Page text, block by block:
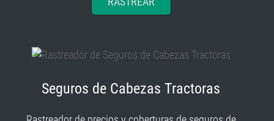
Seguros de Cabezas Tractoras